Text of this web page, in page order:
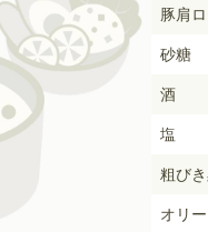
豚肩
砂糖
酒
塩
粗び
オリ